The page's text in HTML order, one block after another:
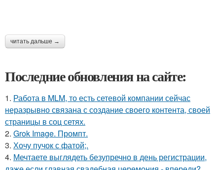
читать дальше →
Последние обновления на сайте:
1. Работа в MLM, то есть сетевой компании сейчас
неразрывно связана с создание своего контента, своей
страницы в соц сетях.
2. Grok Image. Промпт.
3. Хочу пучок с фатой;.
4. Мечтаете выглядеть безупречно в день регистрации,